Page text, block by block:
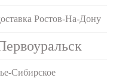
Ростов-На-Дону
Сибирское